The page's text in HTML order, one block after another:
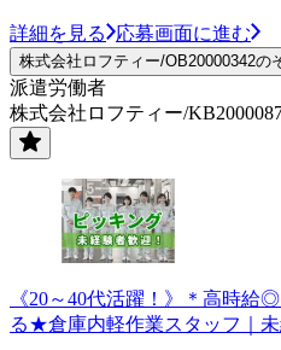
詳細を見る 応募画面に進む
株式会社ロフティー/OB20000342の
派遣労働者
株式会社ロフティー/
《20～40代活躍！》＊高時給
る★倉庫内軽作業スタッフ｜未